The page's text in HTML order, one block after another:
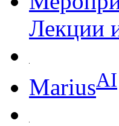
Лекции
MariusAI